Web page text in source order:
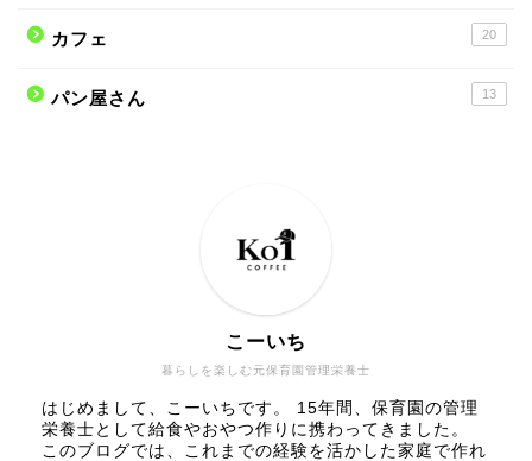
カフェ 20
パン屋さん 13
暮らしを楽しむ元保育園管理栄養士
こーいち
はじめまして、こーいちです。 15年間、保育園の管理
栄養士として給食やおやつ作りに携わってきました。
このブログでは、これまでの経験を活かした家庭で作れ